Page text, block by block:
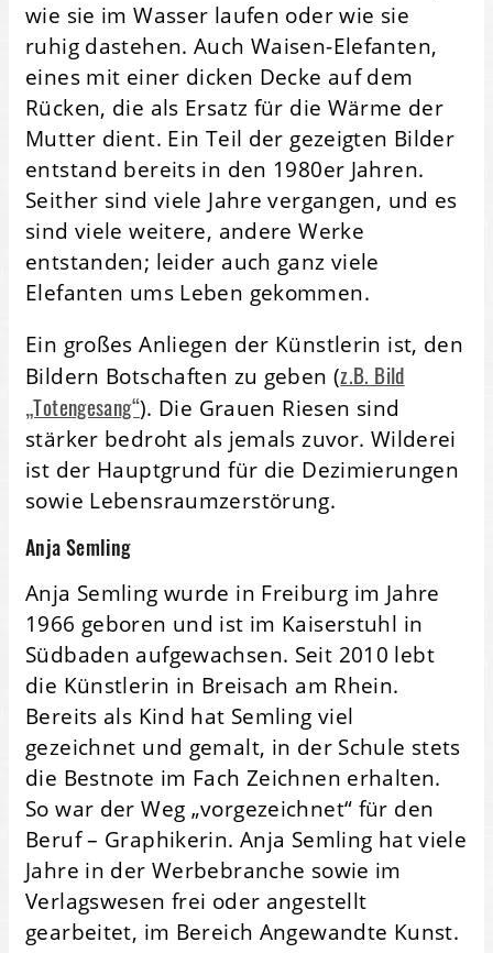
wie sie im Wasser laufen oder wie sie
ruhig dastehen. Auch Waisen-Elefanten,
eines mit einer dicken Decke auf dem
Rücken, die als Ersatz für die Wärme der
Mutter dient. Ein Teil der gezeigten Bilder
entstand bereits in den 1980er Jahren.
Seither sind viele Jahre vergangen, und es
sind viele weitere, andere Werke
entstanden; leider auch ganz viele
Elefanten ums Leben gekommen.
Ein großes Anliegen der Künstlerin ist, den
Bildern Botschaften zu geben (z.B. Bild
„Totengesang“). Die Grauen Riesen sind
stärker bedroht als jemals zuvor. Wilderei
ist der Hauptgrund für die Dezimierungen
sowie Lebensraumzerstörung.
Anja Semling
Anja Semling wurde in Freiburg im Jahre
1966 geboren und ist im Kaiserstuhl in
Südbaden aufgewachsen. Seit 2010 lebt
die Künstlerin in Breisach am Rhein.
Bereits als Kind hat Semling viel
gezeichnet und gemalt, in der Schule stets
die Bestnote im Fach Zeichnen erhalten.
So war der Weg „vorgezeichnet“ für den
Beruf – Graphikerin. Anja Semling hat viele
Jahre in der Werbebranche sowie im
Verlagswesen frei oder angestellt
gearbeitet, im Bereich Angewandte Kunst.